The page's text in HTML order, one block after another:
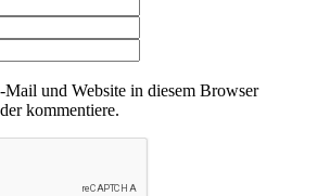
und Website in diesem Browser
kommentiere.